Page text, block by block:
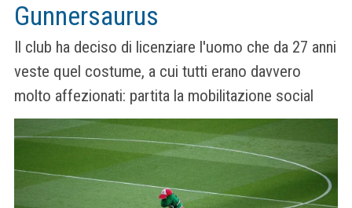
Gunnersaurus
Il club ha deciso di licenziare l'uomo che da 27 anni
veste quel costume, a cui tutti erano davvero
molto affezionati: partita la mobilitazione social